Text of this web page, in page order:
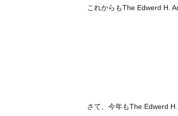
これからもThe Edwerd H.
さて、今年もThe Edwerd